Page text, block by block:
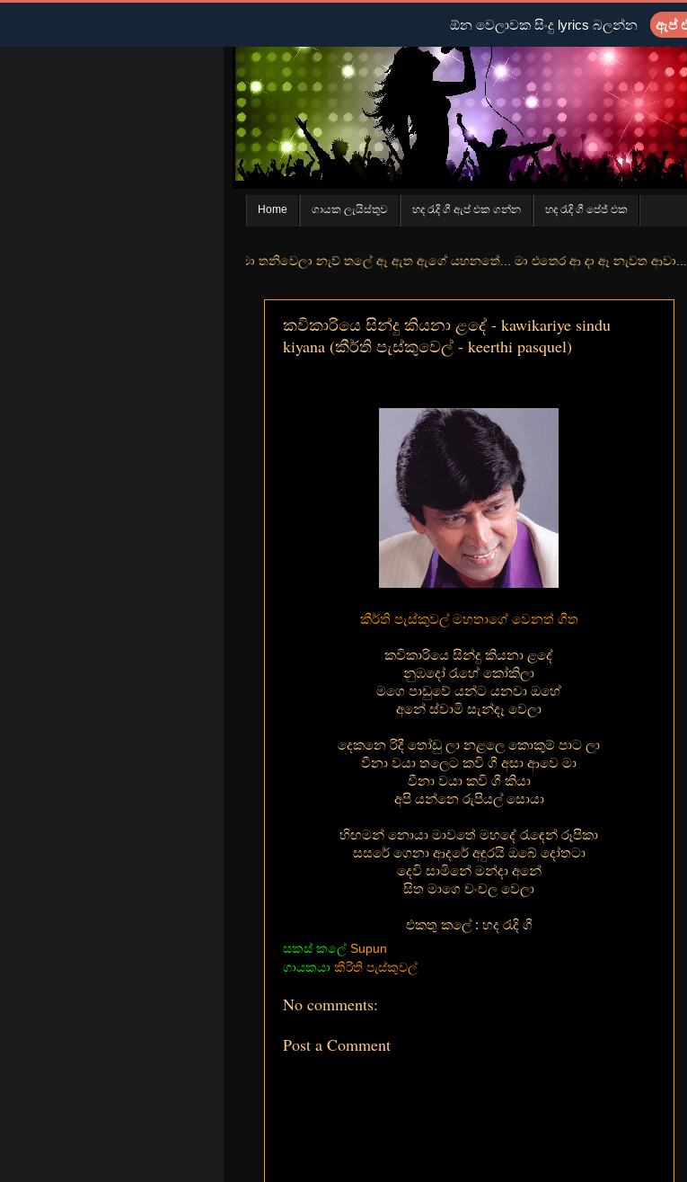
Home ගායක ලැයිස්තුව හද රැදි ගී ඇප් එක ගන්න හද රැදි ගී පේජ් එක
මුහුදු තීරේ ගල් මල් පිපුන යායේ මා තනිවෙලා නැව් තලේ ඈ ඇත ඇගේ යහනතේ... මා එතෙර ආ දා ඈ නැවත ආවා... ඒ
කවිකාරියෙ සින්දු කියනා ළදේ - kawikariye sindu
kiyana (කීර්ති පැස්කුවෙල් - keerthi pasquel)
කීර්ති පැස්කුවල් මහතාගේ වෙනත් ගීත
කවිකාරියෙ සින්දු කියනා ළදේ
නුඹදෝ රැහේ කෝකිලා
මගෙ පාඩුවේ යන්ට යනවා ඔහේ
අනේ ස්වාමි සැන්දෑ වෙලා
දෙකනෙ රිදී තෝඩු ලා නළලෙ කොකුම් පාට ලා
වීනා වයා තලෙට කවි ගී අසා ආවෙ මා
වීනා වයා කවි ගී කියා
අපි යන්නෙ රුපියල් සොයා
හිඟමන් නොයා මාවතේ මහදේ රැඳෙන් රූපිකා
සසරේ ගෙනා ආදරේ අඳුරයි ඔබේ දෝතටා
දෙවි සාමිනේ මන්දා අනේ
සිත මාගෙ චංචල වෙලා
එකතු කලේ : හද රැදි ගී
සකස් කලේ Supun
ගායකයා කීරිති පැස්කුවල්
No comments:
Post a Comment
ඕන වෙලාවක සිංදු lyrics බලන්න ඇප්